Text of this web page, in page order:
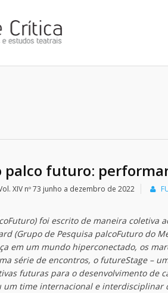
palco futuro:
XIV nº 73 junho a dezembro de 2022
foi escrito de maneira coletiva
(Grupo de Pesquisa palcoFuturo do
em um mundo hiperconectado, os
série de encontros, o futureStage –
futuras para o desenvolvimento de
time internacional e interdisciplinar